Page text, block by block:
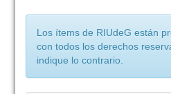
Los ítems de RIUdeG están
con todos los derechos
indique lo contrario.